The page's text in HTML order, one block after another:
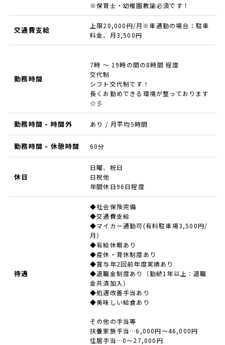
※保育士・幼稚園教諭必須です！
交通費支給
上限20,000円/月※車通勤の場合：駐車
料金、月3,500円
勤務時間
7時 ～ 19時の間の8時間 程度
交代制
シフト交代制です！
長くお勤めできる環境が整っております
☆彡
勤務時間 - 時間外 あり / 月平均5時間
勤務時間 - 休憩時間 60分
休日
日曜、祝日
日祝他
年間休日96日程度
待遇
◆社会保険完備
◆交通費支給
◆マイカー通勤可(有料駐車場3,500円/
月）
◆有給休暇あり
◆産休・育休制度あり
◆賞与年2回前年度実績あり
◆退職金制度あり（勤続1年以上：退職
金共済加入）
◆処遇改善手当あり
◆美味しい給食あり
その他の手当等
扶養家族手当…6,000円～46,000円
住居手当…0～27,000円